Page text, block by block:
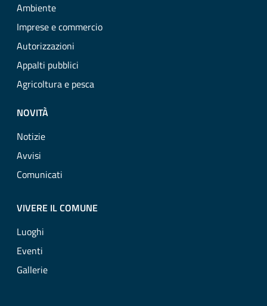
Ambiente
Imprese e commercio
Autorizzazioni
Appalti pubblici
Agricoltura e pesca
NOVITÀ
Notizie
Avvisi
Comunicati
VIVERE IL COMUNE
Luoghi
Eventi
Gallerie